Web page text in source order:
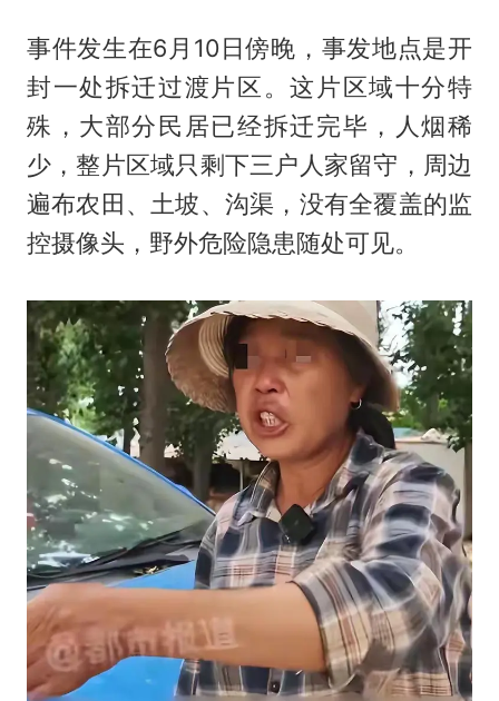
事件发生在6月10日傍晚，事发地点是开
封一处拆迁过渡片区。这片区域十分特
殊，大部分民居已经拆迁完毕，人烟稀
少，整片区域只剩下三户人家留守，周边
遍布农田、土坡、沟渠，没有全覆盖的监
控摄像头，野外危险隐患随处可见。